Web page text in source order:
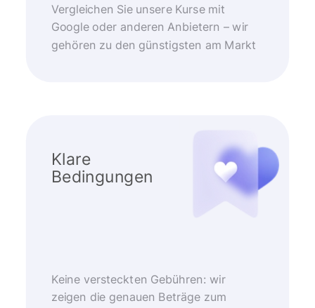
Vergleichen Sie unsere Kurse mit
Google oder anderen Anbietern – wir
gehören zu den günstigsten am Markt
Klare
Bedingungen
Keine versteckten Gebühren: wir
zeigen die genauen Beträge zum